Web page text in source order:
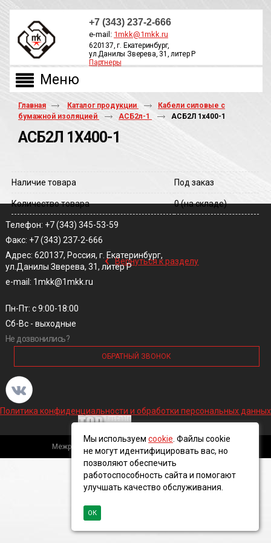
+7 (343) 237-2-666
e-mail: 1mkk@1mkk.ru
620137, г. Екатеринбург,
ул.Данилы Зверева, 31, литер Р
Партнеры
Главная Каталог продукции
Кабели силовые с
бумажной изоляцией
АСБ2л-1 АСБ2Л 1х400-1
АСБ2Л 1Х400-1
Наличие товара Под заказ
Количество товара 0(на складе)
‹ Вернуться к разделу
Телефон: +7 (343) 345-53-59
Факс: +7 (343) 237-2-666
Адрес: 620137, Россия, г. Екатеринбург,
ул.Данилы Зверева, 31, литер Р
e-mail: 1mkk@1mkk.ru
Пн-Пт: с 9:00-18:00
Сб-Вс - выходные
Не дозвонились?
ОБРАТНЫЙ ЗВОНОК
Политика конфиденциальности и обработки персональных данных
Межрегиональная кабельная компания, 2016 ©
Мы используем cookie . Файлы cookie
не могут идентифицировать вас, но
позволяют обеспечить
работоспособность сайта и помогают
улучшать качество обслуживания.
ОК